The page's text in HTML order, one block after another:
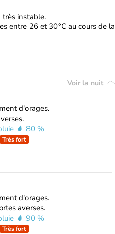
très instable.
entre 26 et 30°C au cours de la
Voir la nuit
d'orages.
80 %
Très fort
d'orages.
averses.
90 %
Très fort